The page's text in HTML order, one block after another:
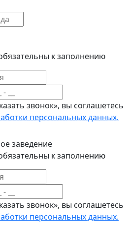
к заполнению
звонок», вы соглашетесь
персональных данных.
заведение
к заполнению
звонок», вы соглашетесь
персональных данных.